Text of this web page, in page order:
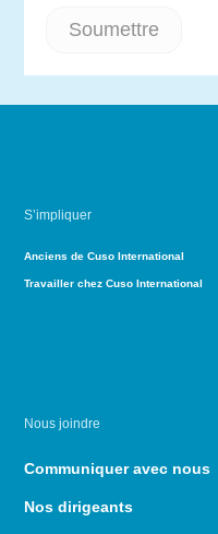
S’impliquer
Anciens de Cuso International
Travailler chez Cuso International
Nous joindre
Communiquer avec nous
Nos dirigeants